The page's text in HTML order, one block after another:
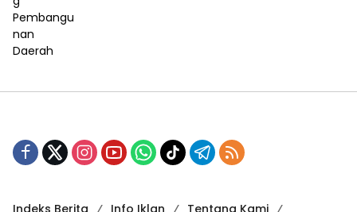
Indeks Berita Info Iklan Tentang Kami